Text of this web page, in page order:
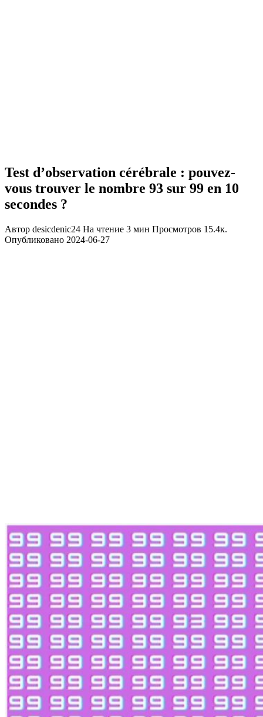
Test d’observation cérébrale : pouvez-
vous trouver le nombre 93 sur 99 en 10
secondes ?
Автор desicdenic24 На чтение 3 мин Просмотров 15.4к.
Опубликовано 2024-06-27